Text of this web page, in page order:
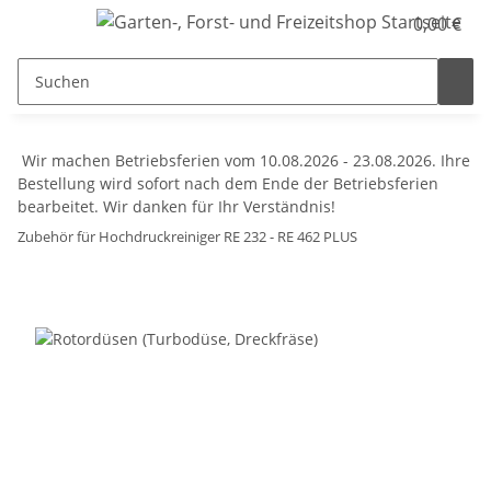
0,00 €
Wir machen Betriebsferien vom 10.08.2026 - 23.08.2026. Ihre
Bestellung wird sofort nach dem Ende der Betriebsferien
bearbeitet. Wir danken für Ihr Verständnis!
Zubehör für Hochdruckreiniger RE 232 - RE 462 PLUS